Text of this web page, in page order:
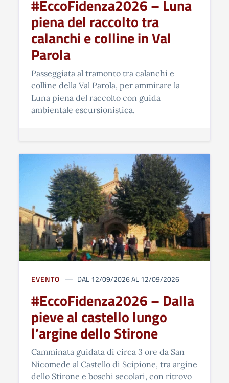
#EccoFidenza2026 – Luna
piena del raccolto tra
calanchi e colline in Val
Parola
Passeggiata al tramonto tra calanchi e
colline della Val Parola, per ammirare la
Luna piena del raccolto con guida
ambientale escursionistica.
EVENTO DAL 12/09/2026 AL 12/09/2026
#EccoFidenza2026 – Dalla
pieve al castello lungo
l’argine dello Stirone
Camminata guidata di circa 3 ore da San
Nicomede al Castello di Scipione, tra argine
dello Stirone e boschi secolari, con ritrovo